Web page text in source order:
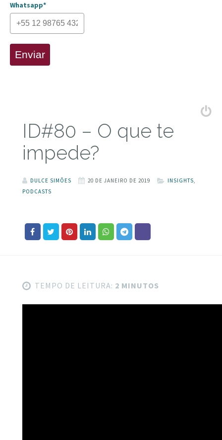
Whatsapp*
Enviar
ID#80 – O que te
impede?
DULCE SIMÕES 20 DE JANEIRO DE 2019 INSIGHTS,
PODCASTS
TEMPO DE LEITURA: 2 MINUTOS